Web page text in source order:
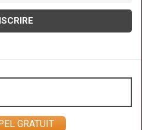
GRATUIT